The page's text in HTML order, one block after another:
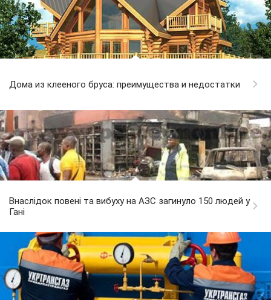
Дома из клееного бруса: преимущества и недостатки
Внаслідок повені та вибуху на АЗС загинуло 150 людей у
Гані